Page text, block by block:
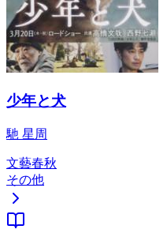
少年と犬
馳 星周
文藝春秋
その他